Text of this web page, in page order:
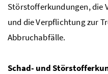
Störstofferkundungen, die
und dieVerpflichtung zur
Abbruchabfälle.
Schad- und